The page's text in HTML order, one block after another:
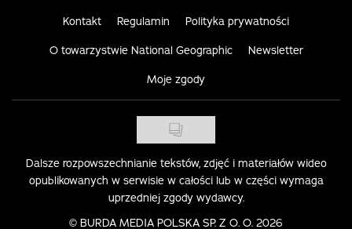
Kontakt Regulamin Polityka prywatności
O towarzystwie National Geographic Newsletter
Moje zgody
Dalsze rozpowszechnianie tekstów, zdjęć i materiałów wideo
opublikowanych w serwisie w całości lub w części wymaga
uprzedniej zgody wydawcy.
© BURDA MEDIA POLSKA SP. Z O. O. 2026